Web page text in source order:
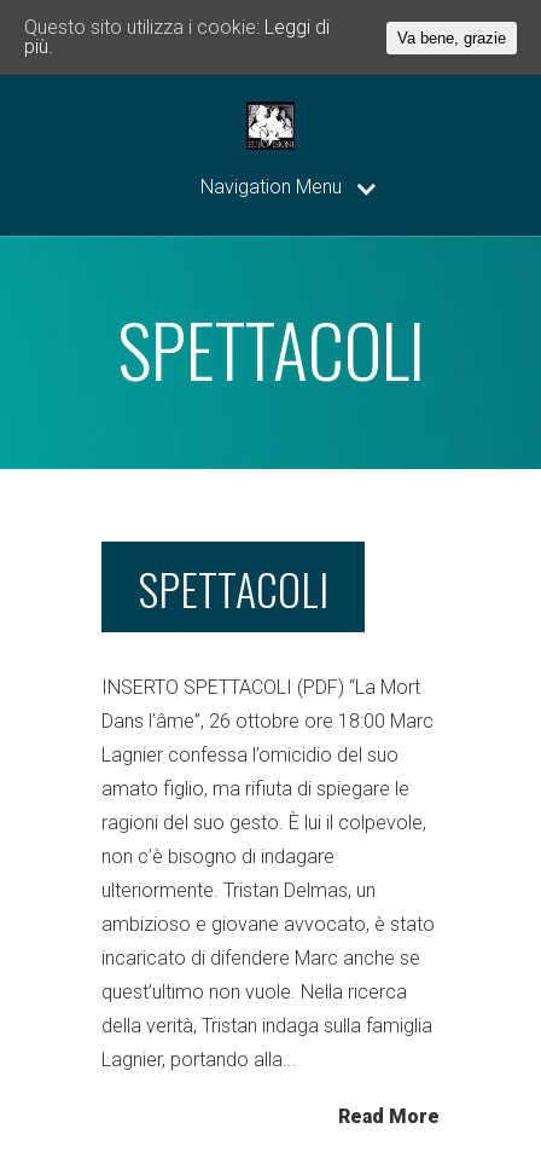
Navigation Menu
SPETTACOLI
SPETTACOLI
INSERTO SPETTACOLI (PDF) “La Mort
Dans l’âme”, 26 ottobre ore 18:00 Marc
Lagnier confessa l’omicidio del suo
amato figlio, ma rifiuta di spiegare le
ragioni del suo gesto. È lui il colpevole,
non c’è bisogno di indagare
ulteriormente. Tristan Delmas, un
ambizioso e giovane avvocato, è stato
incaricato di difendere Marc anche se
quest’ultimo non vuole. Nella ricerca
della verità, Tristan indaga sulla famiglia
Lagnier, portando alla...
Read More
Questo sito utilizza i cookie: Leggi di
più.
Va bene, grazie